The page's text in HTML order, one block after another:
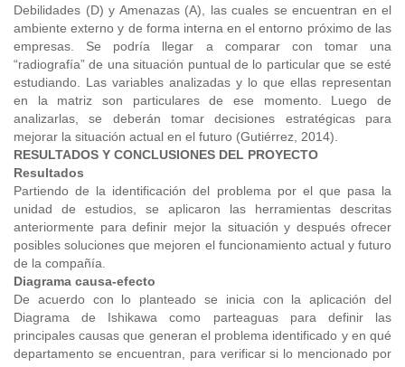
Debilidades (D) y Amenazas (A), las cuales se encuentran en el
ambiente externo y de forma interna en el entorno próximo de las
empresas. Se podría llegar a comparar con tomar una
“radiografía” de una situación puntual de lo particular que se esté
estudiando. Las variables analizadas y lo que ellas representan
en la matriz son particulares de ese momento. Luego de
analizarlas, se deberán tomar decisiones estratégicas para
mejorar la situación actual en el futuro (Gutiérrez, 2014).
RESULTADOS Y CONCLUSIONES DEL PROYECTO
Resultados
Partiendo de la identificación del problema por el que pasa la
unidad de estudios, se aplicaron las herramientas descritas
anteriormente para definir mejor la situación y después ofrecer
posibles soluciones que mejoren el funcionamiento actual y futuro
de la compañía.
Diagrama causa-efecto
De acuerdo con lo planteado se inicia con la aplicación del
Diagrama de Ishikawa como parteaguas para definir las
principales causas que generan el problema identificado y en qué
departamento se encuentran, para verificar si lo mencionado por